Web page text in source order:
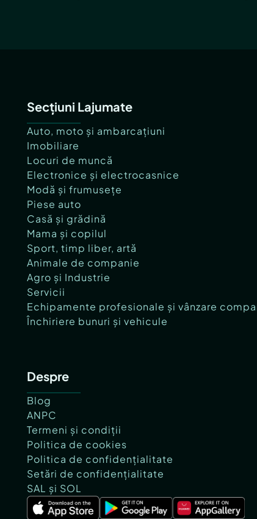
Secțiuni Lajumate
Auto, moto și ambarcațiuni
Imobiliare
Locuri de muncă
Electronice și electrocasnice
Modă și frumusețe
Piese auto
Casă și grădină
Mama și copilul
Sport, timp liber, artă
Animale de companie
Agro și Industrie
Servicii
Echipamente profesionale și vânzare
Închiriere bunuri și vehicule
Despre
Blog
ANPC
Termeni și condiții
Politica de cookies
Politica de confidențialitate
Setări de confidențialitate
SAL și SOL